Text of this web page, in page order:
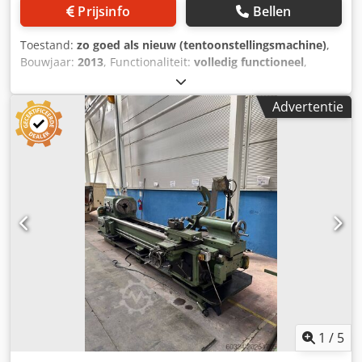
klauwplaatbeveiliging met plexiglas ruit, micro-
klauwplaatbescherming met plexiglazen schijf.
Spatbescherming achteraan over de volledige lengte.
Geleide- en trekschroefbescherming door lichtbarrière
(geïntegreerd in noodstopcircuit). Drukknop voor noodstop.
- Spaanbak op wielen - Elektrisch koelapparaat - Vaste
steun - Bewegende vaste steun - Bedieningsgereedschap,
acceptatieprotocol volgens DIN, bedienings- en
onderhoudshandleiding, complete elektrische installatie,
machine geproduceerd volgens CE-norm in de laatste
versie EMO speciale prijs incl. 3-assig digitaal display.
Prijsinfo Bellen
Toestand: zo goed als nieuw (tentoonstellingsmachine),
Bouwjaar: 2013, Functionaliteit: volledig functioneel,
0153
VS660 Hoogte midden 330 mm Afstand tussen de centers
1500mm Zwenkbaar bed 660 mm Zwenkbare dwarsslede
430 mm Spindelboring (max. staaf-ø) 104 mm Chedpfx
Ajnxi H Ushrja Spilneusbevestiging D1-11 Camlock Conus
in spindelboring nr. 7 Morse Zwenkspleet 860 mm Breedte
van bedwegen 480 mm Totale slag kruisslede 390 mm
Totale slag bovenste slede 190mm Totale slag van de
achteraanslag 300mm Spilsnelheid (traploos) 18 - 1400
tpm Aandrijfriem en koppelingen Spindelmotor 20PK
Keizerlijke steek (73) 2-84TPI Diametrale steken (27) 8-72DP
Metrische steken (51) 0,2 - 14mm Modulesteek (20) 0,2 -3,5
MOD Gewicht ca. 3800 kg Machine in Imperiale uitvoering
Europa VS660 spleetbed centrum draaibank op voorraad in
Groot-Brittannië Machine uitgerust met Fagor DRO-
systeem met 2 assen en CSS (metrische en imperiale
uitleesopties) 3-klauw klauwplaat Snelwissel
Advertentie
1 / 5